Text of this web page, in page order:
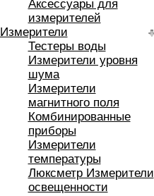
Аксессуары для
измерителей
Измерители
Тестеры воды
Измерители уровня
шума
Измерители
магнитного поля
Комбинированные
приборы
Измерители
температуры
Люксметр Измерители
освещенности